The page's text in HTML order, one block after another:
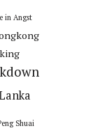
in Angst
Shuai